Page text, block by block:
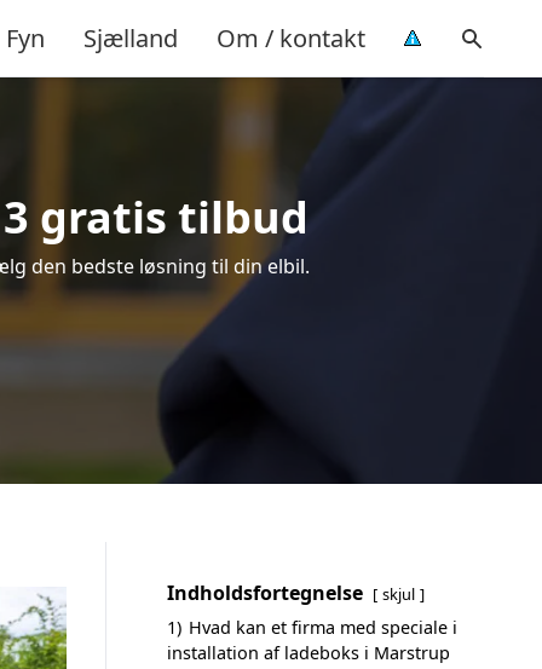
Fyn Sjælland Om / kontakt
gratis tilbud
den bedste løsning til din elbil.
Indholdsfortegnelse skjul
1) Hvad kan et firma med speciale i
installation af ladeboks i Marstrup